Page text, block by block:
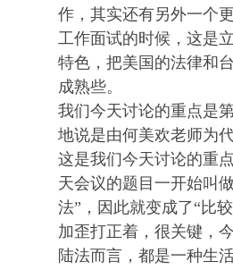
作，其实还有另外一个
工作面试的时候，这是
特色，把美国的法律和
成熟些。
我们今天讨论的重点是
地说是由何美欢老师为
这是我们今天讨论的重
天会议的题目一开始叫
法”，因此就变成了“比
加歪打正着，很关键，
陆法而言，都是一种生